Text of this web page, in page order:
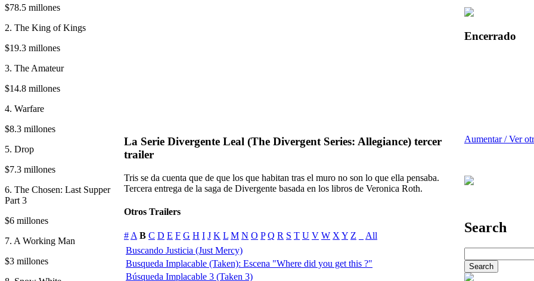
$78.5 millones
2. The King of Kings
$19.3 millones
3. The Amateur
$14.8 millones
4. Warfare
$8.3 millones
5. Drop
$7.3 millones
6. The Chosen: Last Supper
Part 3
$6 millones
7. A Working Man
$3 millones
La Serie Divergente Leal (The Divergent Series: Allegiance) tercer
trailer
Tris se da cuenta que de que los que habitan tras el muro no son lo que ella pensaba.
Tercera entrega de la saga de Divergente basada en los libros de Veronica Roth.
Otros Trailers
# A B C D E F G H I J K L M N O P Q R S T U V W X Y Z
All
Buscando Justicia (Just Mercy)
Busqueda Implacable (Taken): Escena "Where did you get this ?"
Búsqueda Implacable 3 (Taken 3)
Encerrado
Aumentar / Ver
Search